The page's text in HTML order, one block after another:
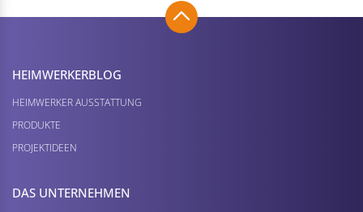
HEIMWERKER­BLOG
HEIMWERKER AUSSTATTUNG
PRODUKTE
PROJEKTIDEEN
DAS UNTERNEHMEN